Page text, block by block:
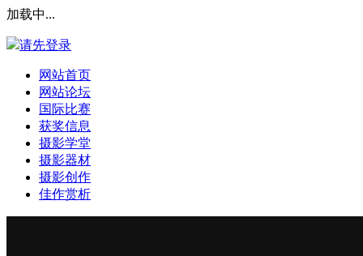
加载中...
请先登录
网站首页
网站论坛
国际比赛
获奖信息
摄影学堂
摄影器材
摄影创作
佳作赏析